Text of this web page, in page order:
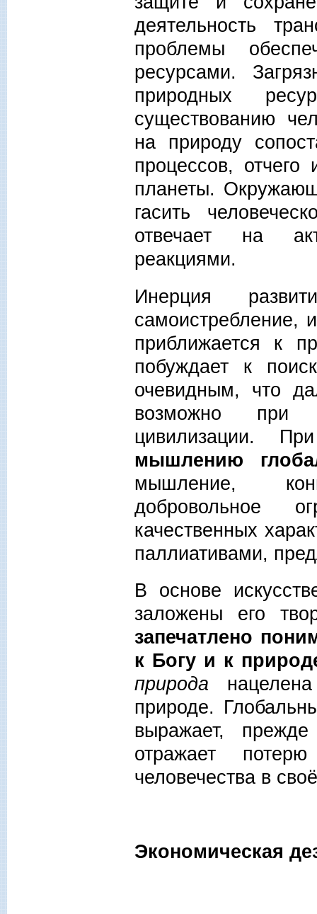
деятельность
проблемы
ресурсами.
природных
существованию
на природу
процессов, отчего
планеты.
гасить
отвечает на
реакциями.
Инерция
самоистребление,
приближается к
побуждает к
очевидным, что
возможно при
цивилизации.
мышлению
мышление,
добровольное
качественных
паллиативами,
В основе
заложены его
запечатлено
к Богу и к
природа
природе.
выражает,
отражает
человечества в
Экономическая